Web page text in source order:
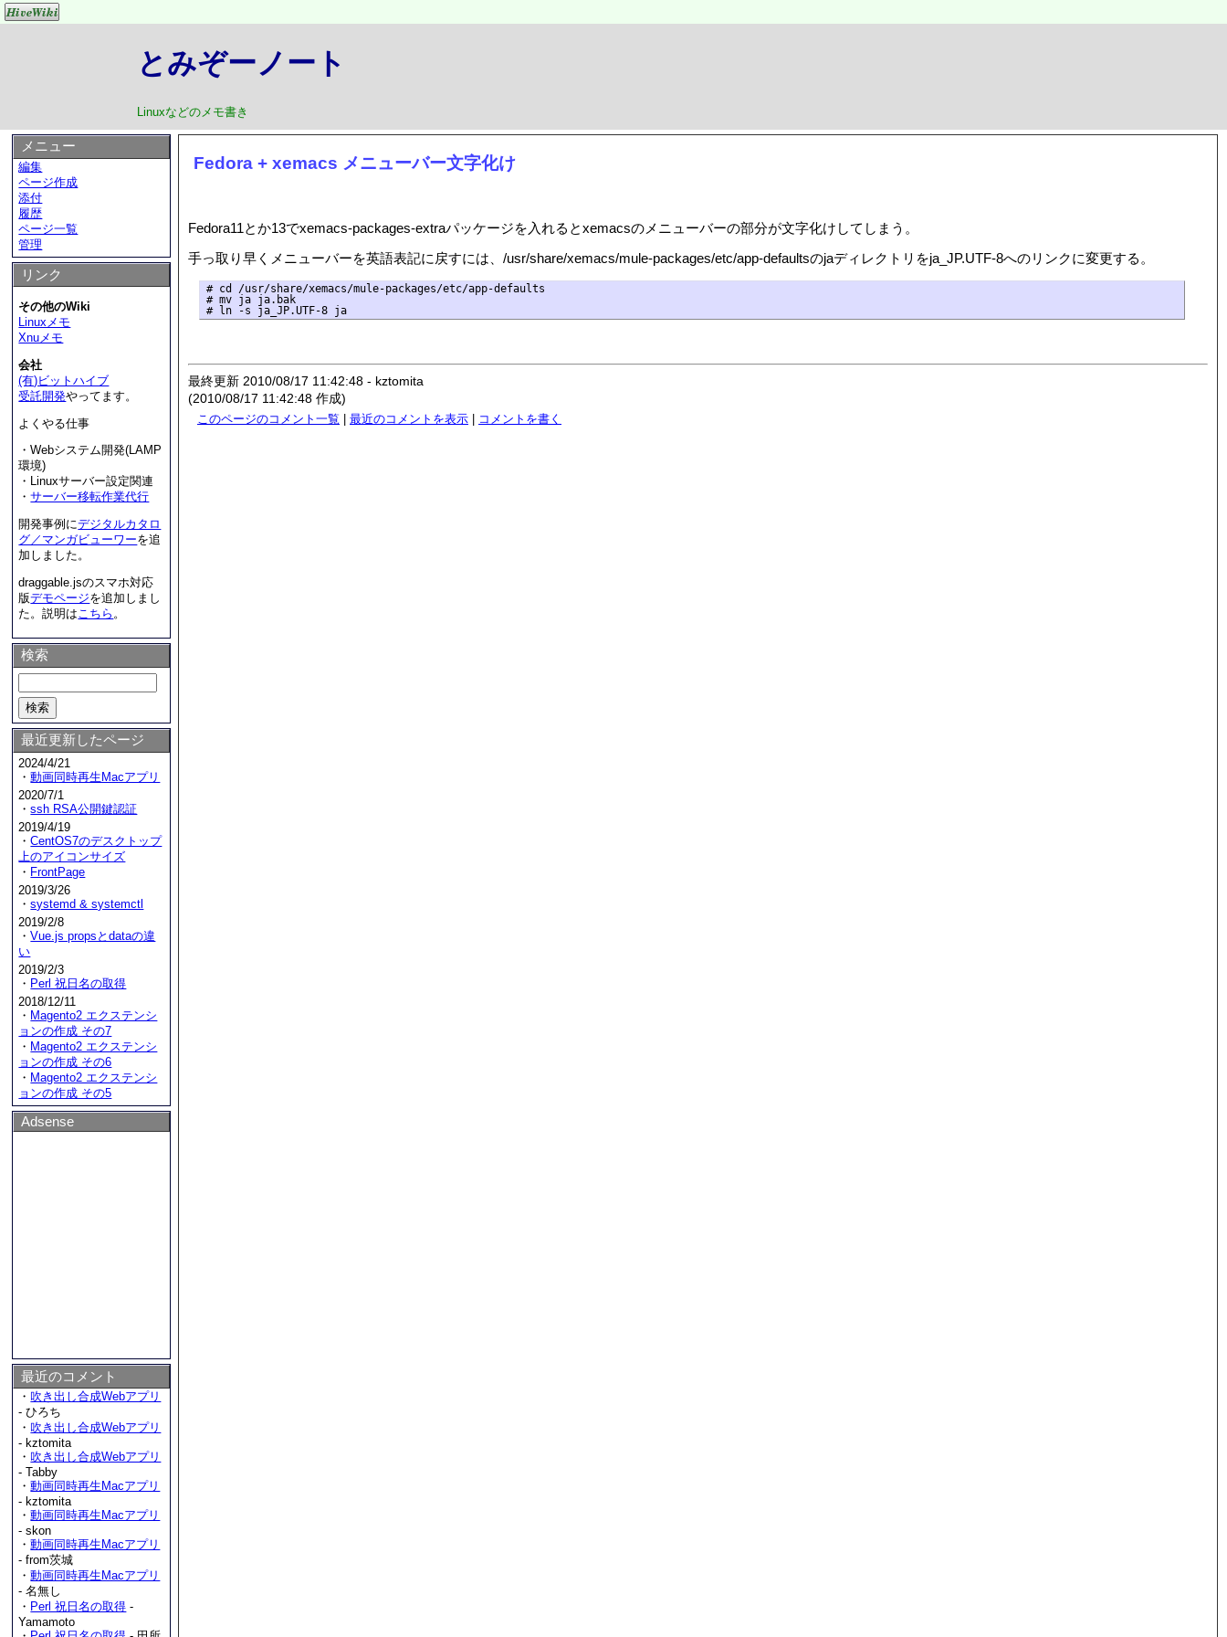
とみぞーノート
Linuxなどのメモ書き
Fedora + xemacs メニューバー文字化け
Fedora11とか13でxemacs-packages-extraパッケージを入れるとxemacsのメニューバーの部分が文字化けしてしまう。
手っ取り早くメニューバーを英語表記に戻すには、/usr/share/xemacs/mule-packages/etc/app-defaultsのjaディレクトリをja_JP.UTF-8へのリンクに変更する。
# cd /usr/share/xemacs/mule-packages/etc/app-defaults
# mv ja ja.bak
# ln -s ja_JP.UTF-8 ja
最終更新 2010/08/17 11:42:48 - kztomita
(2010/08/17 11:42:48 作成)
このページのコメント一覧 | 最近のコメントを表示 | コメントを書く
メニュー
編集
ページ作成
添付
履歴
ページ一覧
管理
リンク
その他のWiki
Linuxメモ
Xnuメモ
会社
(有)ビットハイブ
受託開発やってます。
よくやる仕事
・Webシステム開発(LAMP
環境)
・Linuxサーバー設定関連
・サーバー移転作業代行
開発事例にデジタルカタロ
グ／マンガビューワーを追
加しました。
draggable.jsのスマホ対応
版デモページを追加しまし
た。説明はこちら 。
検索
最近更新したページ
2024/4/21
・動画同時再生Macアプリ
2020/7/1
・ssh RSA公開鍵認証
2019/4/19
・CentOS7のデスクトップ
上のアイコンサイズ
・ FrontPage
2019/3/26
・systemd & systemctl
2019/2/8
・Vue.js propsとdataの違
い
2019/2/3
・ Perl 祝日名の取得
2018/12/11
・ Magento2 エクステンシ
ョンの作成 その7
・ Magento2 エクステンシ
ョンの作成 その6
・ Magento2 エクステンシ
ョンの作成 その5
Adsense
最近のコメント
・ 吹き出し合成Webアプリ
- ひろち
・ 吹き出し合成Webアプリ
- kztomita
・ 吹き出し合成Webアプリ
- Tabby
・動画同時再生Macアプリ
- kztomita
・動画同時再生Macアプリ
- skon
・動画同時再生Macアプリ
- from茨城
・動画同時再生Macアプリ
- 名無し
・ Perl 祝日名の取得 -
Yamamoto